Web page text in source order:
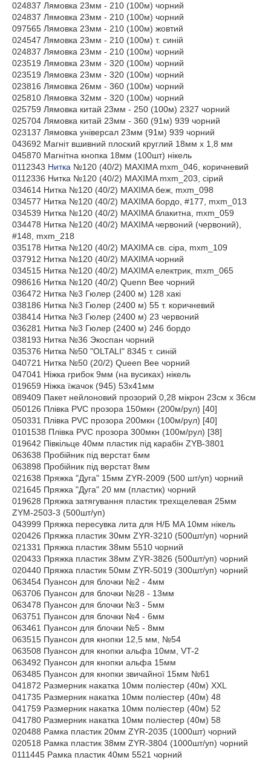
024837 Лямовка 23мм - 210 (100м) чорний
024837 Лямовка 23мм - 210 (100м) чорний
097565 Лямовка 23мм - 210 (100м) жовтий
024547 Лямовка 23мм - 210 (100м) т. синій
024837 Лямовка 23мм - 210 (100м) чорний
023519 Лямовка 23мм - 320 (100м) чорний
023519 Лямовка 23мм - 320 (100м) чорний
023816 Лямовка 26мм - 360 (100м) чорний
025810 Лямовка 32мм - 320 (100м) чорний
025759 Лямовка китай 23мм - 250 (100м) 2327 чорний
025704 Лямовка китай 23мм - 360 (91м) 939 чорний
023137 Лямовка універсал 23мм (91м) 939 чорний
043692 Магніт вшивний плоский круглий 18мм х 1,8 мм
045870 Магнітна кнопка 18мм (100шт) нікель
0112343 Нитка №120 (40/2) MAXIMA mxm_046, коричневий
0112336 Нитка №120 (40/2) MAXIMA mxm_203, сірий
034614 Нитка №120 (40/2) MAXIMA беж, mxm_098
034577 Нитка №120 (40/2) MAXIMA бордо, #177, mxm_013
034539 Нитка №120 (40/2) MAXIMA блакитна, mxm_059
034478 Нитка №120 (40/2) MAXIMA червоний (червоний),
#148, mxm_218
035178 Нитка №120 (40/2) MAXIMA св. сіра, mxm_109
037912 Нитка №120 (40/2) MAXIMA чорний
034515 Нитка №120 (40/2) MAXIMA електрик, mxm_065
098616 Нитка №120 (40/2) Quenn Bee чорний
036472 Нитка №3 Гюлер (2400 м) 128 хакі
038186 Нитка №3 Гюлер (2400 м) 55 т. коричневий
038414 Нитка №3 Гюлер (2400 м) 23 червоний
036281 Нитка №3 Гюлер (2400 м) 246 бордо
038193 Нитка №36 Экоспан чорний
035376 Нитка №50 "OLTALI" 8345 т. синій
040721 Нитка №50 (20/2) Queen Bee чорний
047041 Ніжка грибок 9мм (на вусиках) нікель
019659 Ніжка їжачок (945) 53х41мм
089409 Пакет нейлоновий прозорий 0,28 мікрон 23см х 36см
050126 Плівка PVC прозора 150мкн (200м/рул) [40]
050331 Плівка PVC прозора 200мкн (100м/рул) [40]
0101538 Плівка PVC прозора 300мкн (100м/рул) [38]
019642 Півкільце 40мм пластик під карабін ZYB-3801
063638 Пробійник під верстат 6мм
063898 Пробійник під верстат 8мм
021638 Пряжка "Дуга" 15мм ZYR-2009 (500 шт/уп) чорний
021645 Пряжка "Дуга" 20 мм (пластик) чорний
019628 Пряжка затягування пластик трехщелевая 25мм
ZYM-2503-3 (500шт/уп)
043999 Пряжка пересувка лита для Н/Б MA 10мм нікель
020426 Пряжка пластик 30мм ZYR-3210 (500шт/уп) чорний
021331 Пряжка пластик 38мм 5510 чорний
020433 Пряжка пластик 38мм ZYR-3826 (500шт/уп) чорний
020440 Пряжка пластик 50мм ZYR-5019 (300шт/уп) чорний
063454 Пуансон для блочки №2 - 4мм
063706 Пуансон для блочки №28 - 13мм
063478 Пуансон для блочки №3 - 5мм
063751 Пуансон для блочки №4 - 6мм
063461 Пуансон для блочки №5 - 8мм
063515 Пуансон для кнопки 12,5 мм, №54
063508 Пуансон для кнопки альфа 10мм, VT-2
063492 Пуансон для кнопки альфа 15мм
063485 Пуансон для кнопки звичайної 15мм №61
041872 Размерник накатка 10мм поліестер (40м) XXL
041735 Размерник накатка 10мм поліестер (40м) 48
041759 Размерник накатка 10мм поліестер (40м) 52
041780 Размерник накатка 10мм поліестер (40м) 58
020488 Рамка пластик 20мм ZYR-2035 (1000шт) чорний
020518 Рамка пластик 38мм ZYR-3804 (1000шт/уп) чорний
0111445 Рамка пластик 40мм 5521 чорний